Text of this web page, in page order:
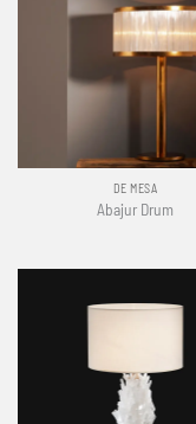
DE MESA
Abajur Drum